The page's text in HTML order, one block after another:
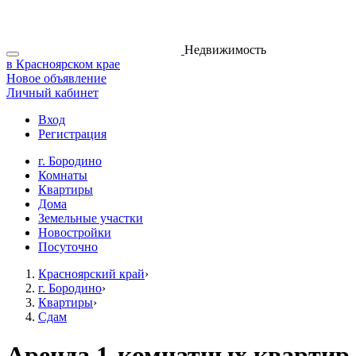
Недвижимость
в Красноярском крае
Новое объявление
Личный кабинет
Вход
Регистрация
г. Бородино
Комнаты
Квартиры
Дома
Земельные участки
Новостройки
Посуточно
Красноярский край›
г. Бородино›
Квартиры›
Сдам